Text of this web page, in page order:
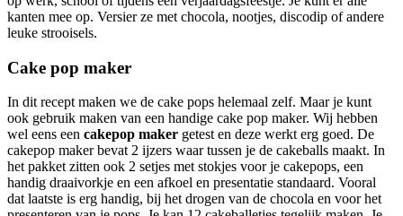
kanten mee op. Versier ze met chocola, nootjes, discodip of andere
leuke strooisels.
Cake pop maker
In dit recept maken we de cake pops helemaal zelf. Maar je kunt
ook gebruik maken van een handige cake pop maker. Wij hebben
wel eens een cakepop maker getest en deze werkt erg goed. De
cakepop maker bevat 2 ijzers waar tussen je de cakeballs maakt. In
het pakket zitten ook 2 setjes met stokjes voor je cakepops, een
handig draaivorkje en een afkoel en presentatie standaard. Vooral
dat laatste is erg handig, bij het drogen van de chocola en voor het